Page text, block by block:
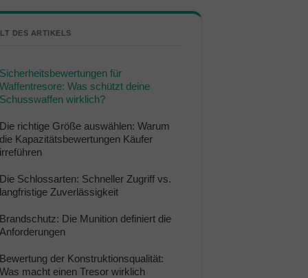
DES ARTIKELS
Sicherheitsbewertungen für
Waffentresore: Was schützt deine
Schusswaffen wirklich?
Die richtige Größe auswählen: Warum
die Kapazitätsbewertungen Käufer
irreführen
Die Schlossarten: Schneller Zugriff vs.
langfristige Zuverlässigkeit
Brandschutz: Die Munition definiert die
Anforderungen
Bewertung der Konstruktionsqualität:
Was macht einen Tresor wirklich